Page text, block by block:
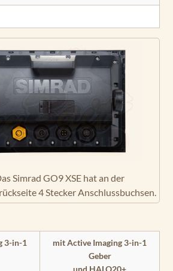
Simrad GO9 XSE hat an der
4 Stecker Anschlussbuchsen.
3-in-1
mit Active Imaging 3-in-1
Geber
und HALO20+